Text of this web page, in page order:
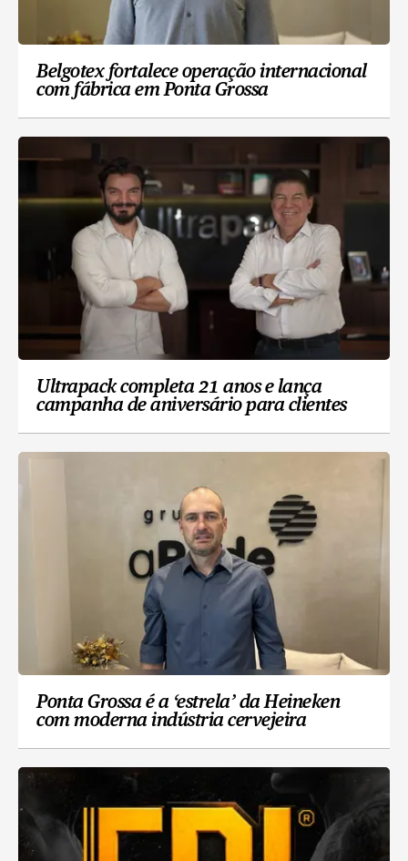
Belgotex fortalece operação internacional
com fábrica em Ponta Grossa
Ultrapack completa 21 anos e lança
campanha de aniversário para clientes
Ponta Grossa é a ‘estrela’ da Heineken
com moderna indústria cervejeira